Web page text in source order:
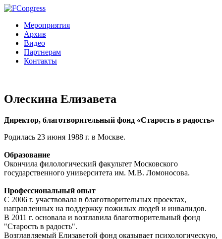
Мероприятия
Архив
Видео
Партнерам
Контакты
Олескина Елизавета
Директор, благотворительный фонд «Старость в радость»
Родилась 23 июня 1988 г. в Москве.
Образование
Окончила филологический факультет Московского
государственного университета им. М.В. Ломоносова.
Профессиональный опыт
С 2006 г. участвовала в благотворительных проектах,
направленных на поддержку пожилых людей и инвалидов.
В 2011 г. основала и возглавила благотворительный фонд
"Старость в радость".
Возглавляемый Елизаветой фонд оказывает психологическую,